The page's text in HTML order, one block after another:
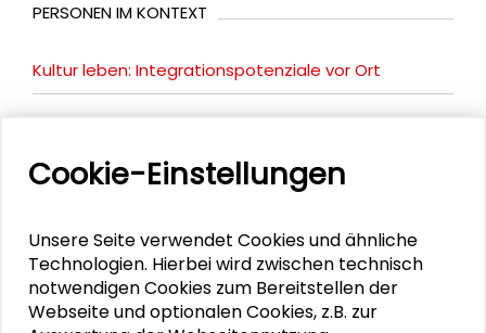
PERSONEN IM KONTEXT
Kultur leben: Integrationspotenziale vor Ort
PUBLIKATIONEN
Integrationspotenziale in kleinen Städten
und Landkreisen
Cookie-Einstellungen
Unsere Seite verwendet Cookies und ähnliche
Technologien. Hierbei wird zwischen technisch
notwendigen Cookies zum Bereitstellen der
Webseite und optionalen Cookies, z.B. zur